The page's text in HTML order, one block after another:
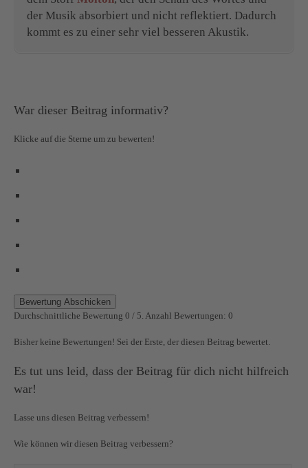
der Musik absorbiert und nicht reflektiert. Dadurch
kommt es zu einer sehr viel besseren Akustik.
War dieser Beitrag informativ?
Klicke auf die Sterne um zu bewerten!
Bewertung Abschicken
Durchschnittliche Bewertung 0 / 5. Anzahl Bewertungen: 0
Bisher keine Bewertungen! Sei der Erste, der diesen Beitrag bewertet.
Es tut uns leid, dass der Beitrag für dich nicht hilfreich
war!
Lasse uns diesen Beitrag verbessern!
Wie können wir diesen Beitrag verbessern?